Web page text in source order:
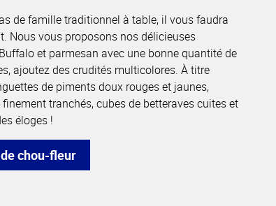
de famille traditionnel à table, il vous faudra
Nous vous proposons nos délicieuses
et parmesan avec une bonne quantité de
ajoutez des crudités multicolores. À titre
de piments doux rouges et jaunes,
tranchés, cubes de betteraves cuites et
éloges !
chou-fleur